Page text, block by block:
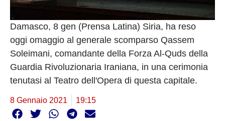
Damasco, 8 gen (Prensa Latina) Siria, ha reso
oggi omaggio al generale scomparso Qassem
Soleimani, comandante della Forza Al-Quds della
Guardia Rivoluzionaria Iraniana, in una cerimonia
tenutasi al Teatro dell'Opera di questa capitale.
8 Gennaio 2021 19:15